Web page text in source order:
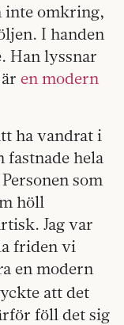
inte omkring,
I handen
Han lyssnar
en modern
ha vandrat i
fastnade hela
som
höll
Jag var
friden vi
en modern
att det
föll det sig